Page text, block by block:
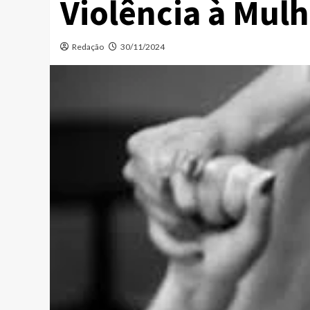
Violência à
Redação 30/11/2024